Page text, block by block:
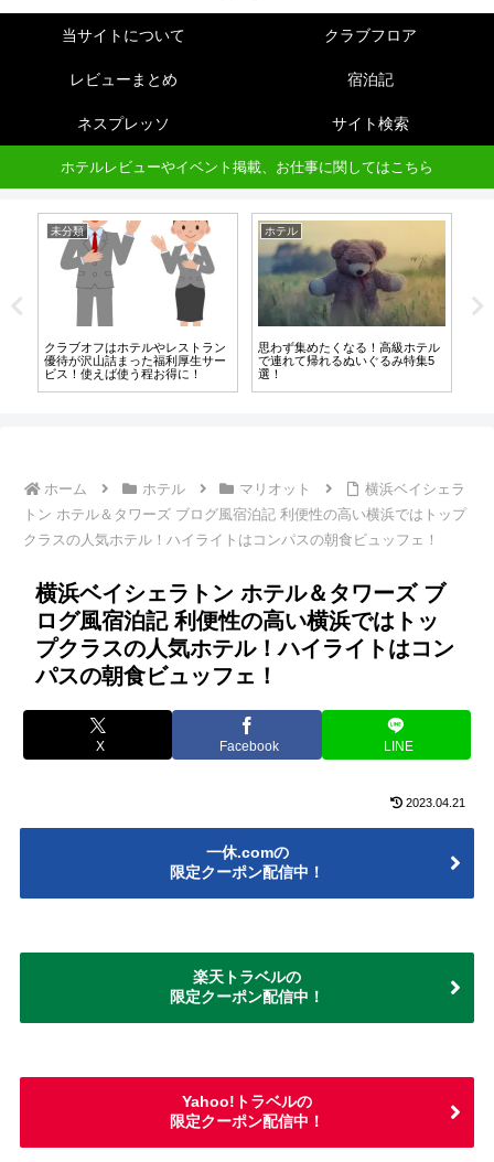
当サイトについて クラブフロア
レビューまとめ 宿泊記
ネスプレッソ サイト検索
ホテルレビューやイベント掲載、お仕事に関してはこちら
未分類
クラブオフはホテルやレストラン
優待が沢山詰まった福利厚生サー
ビス！使えば使う程お得に！
ホテル
思わず集めたくなる！高級ホテル
で連れて帰れるぬいぐるみ特集5
選！
ホーム ホテル マリオット
横浜ベイシェラ
トン ホテル＆タワーズ ブログ風宿泊記 利便性の高い横浜ではトップ
クラスの人気ホテル！ハイライトはコンパスの朝食ビュッフェ！
横浜ベイシェラトン ホテル＆タワーズ ブ
ログ風宿泊記 利便性の高い横浜ではトッ
プクラスの人気ホテル！ハイライトはコン
パスの朝食ビュッフェ！
X Facebook LINE
2023.04.21
一休.comの
限定クーポン配信中！
楽天トラベルの
限定クーポン配信中！
Yahoo!トラベルの
限定クーポン配信中！